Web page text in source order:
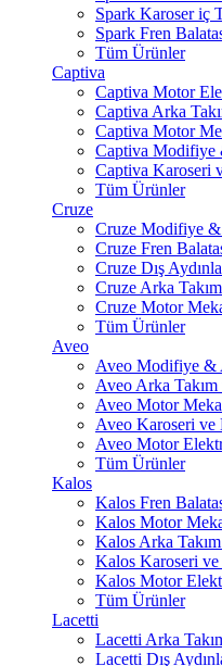
Spark Karoser iç
Spark Fren
Tüm Ürünler
Captiva
Captiva Motor
Captiva Arka
Captiva Motor
Captiva Modifiye
Captiva Karoseri
Tüm Ürünler
Cruze
Cruze Modifiye
Cruze Fren
Cruze Dış
Cruze Arka
Cruze Motor
Tüm Ürünler
Aveo
Aveo Modifiye &
Aveo Arka
Aveo Motor
Aveo Karoseri
Aveo Motor
Tüm Ürünler
Kalos
Kalos Fren
Kalos Motor
Kalos Arka
Kalos Karoseri
Kalos Motor
Tüm Ürünler
Lacetti
Lacetti Arka
Lacetti Dış